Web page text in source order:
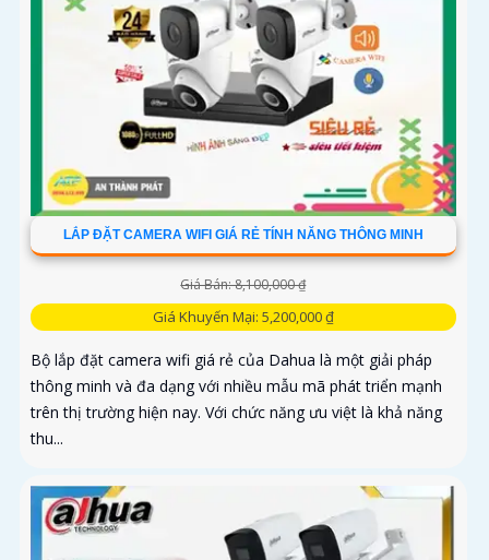
LẮP ĐẶT CAMERA WIFI GIÁ RẺ TÍNH NĂNG THÔNG MINH
Giá Bán: 8,100,000 ₫
Giá Khuyến Mại: 5,200,000 ₫
Bộ lắp đặt camera wifi giá rẻ của Dahua là một giải pháp
thông minh và đa dạng với nhiều mẫu mã phát triển mạnh
trên thị trường hiện nay. Với chức năng ưu việt là khả năng
thu...